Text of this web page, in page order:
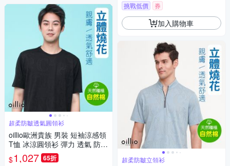
超柔防皺透氣圓領衫
oillio歐洲貴族 男裝 短袖涼感領
T恤 冰涼圓領衫 彈力 透氣 防皺
黑色 法國品牌
$1,027 65折
挑戰低價 券
加入購物車
超柔防皺立領衫